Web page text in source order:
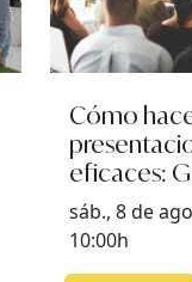
Cómo
eficaces:
sáb., 8 de
10:00h